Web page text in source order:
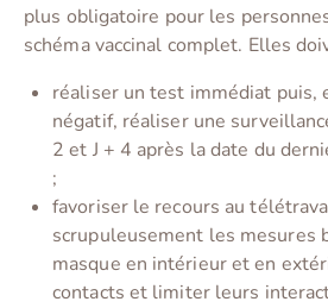
plus obligatoire pour les
schéma vaccinal complet. Elles
réaliser un test immédiat puis,
négatif, réaliser une
2 et J + 4 après la date du
;
favoriser le recours au
scrupuleusement les mesures
masque en intérieur et en
contacts et limiter leurs